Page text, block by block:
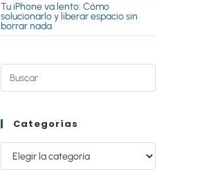
Tu iPhone va lento: Cómo
solucionarlo y liberar espacio sin
borrar nada
Categorías